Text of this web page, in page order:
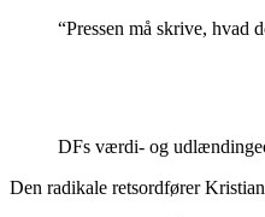
“Pressen må skrive, hvad
DFs værdi- og
Den radikale retsordfører